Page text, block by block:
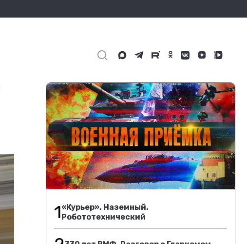
1«Курьер». Наземный.
Робототехнический